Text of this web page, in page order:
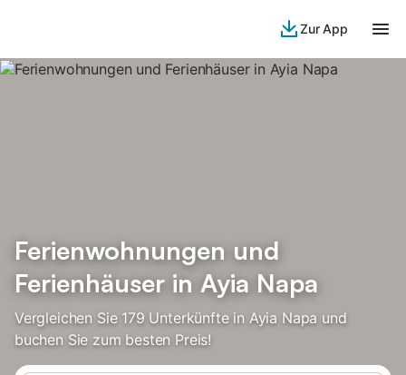
Zur App
Ferienwohnungen und
Ferienhäuser in Ayia Napa
Vergleichen Sie 179 Unterkünfte in Ayia Napa und
buchen Sie zum besten Preis!